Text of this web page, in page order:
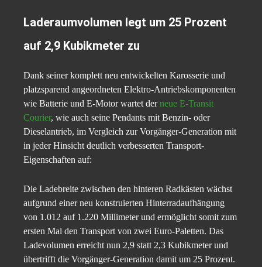
Laderaumvolumen legt um 25 Prozent
auf 2,9 Kubikmeter zu
Dank seiner komplett neu entwickelten Karosserie und
platzsparend angeordneten Elektro-Antriebskomponenten
wie Batterie und E-Motor wartet derneue E-Transit
Courier, wie auch seine Pendants mit Benzin- oder
Dieselantrieb, im Vergleich zur Vorgänger-Generation mit
in jeder Hinsicht deutlich verbesserten Transport-
Eigenschaften auf:
Die Ladebreite zwischen den hinteren Radkästen wächst
aufgrund einer neu konstruierten Hinterradaufhängung
von 1.012 auf 1.220 Millimeter und ermöglicht somit zum
ersten Mal den Transport von zwei Euro-Paletten. Das
Ladevolumen erreicht nun 2,9 statt 2,3 Kubikmeter und
übertrifft die Vorgänger-Generation damit um 25 Prozent.